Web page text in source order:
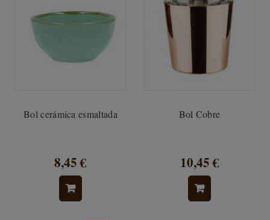
Bol cerámica esmaltada
8,45 €
Bol Cobre
10,45 €